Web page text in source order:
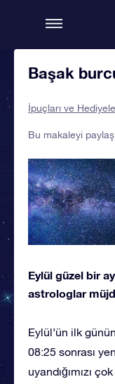
Başak
İpuçları ve
Bu makaleyi
Eylül güzel bir
astrologlar
Eylül’ün ilk
08:25 sonrası
uyandığımızı